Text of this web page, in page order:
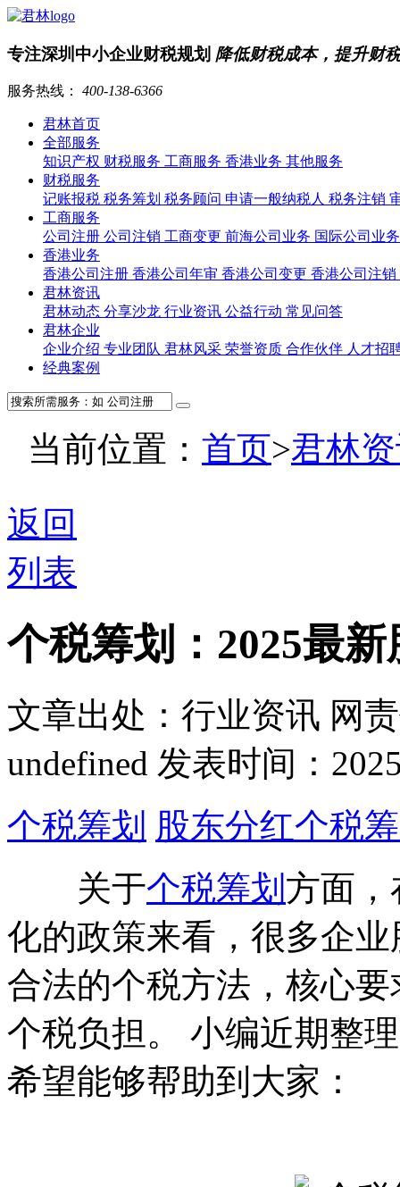
专注深圳中小企业财税规划 降低财税成本，提升财
服务热线： 400-138-6366
君林首页
全部服务
知识产权 财税服务 工商服务 香港业务 其他服务
财税服务
记账报税 税务筹划 税务顾问 申请一般纳税人 税务注销
工商服务
公司注册 公司注销 工商变更 前海公司业务 国际公司业
香港业务
香港公司注册 香港公司年审 香港公司变更 香港公司注销
君林资讯
君林动态 分享沙龙 行业资讯 公益行动 常见问答
君林企业
企业介绍 专业团队 君林风采 荣誉资质 合作伙伴 人才招
经典案例
当前位置： 首页>君林
返回
列表
个税筹划：2025最
文章出处：行业资讯 网
undefined 发表时间：
个税筹划 股东分红个税
关于个税筹划 方面，
化的政策来看，很多企
合法的个税方法，核心
个税负担。 小编近期整
希望能够帮助到大家：